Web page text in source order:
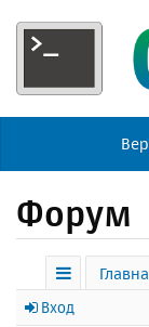
Форум
с
Вход